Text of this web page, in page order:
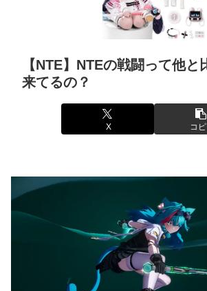
【NTE】NTEの戦闘って他と
来てるの？
X コ